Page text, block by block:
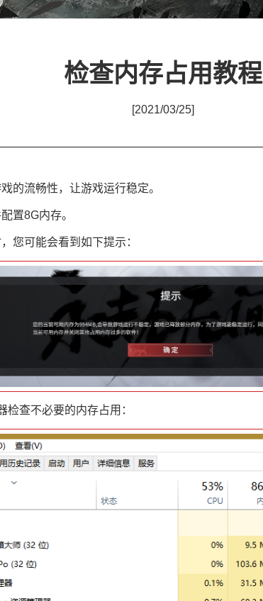
检查内存占用教程
[2021/03/25]
流畅性，让游戏运行稳定。
置8G内存。
可能会看到如下提示：
查不必要的内存占用：